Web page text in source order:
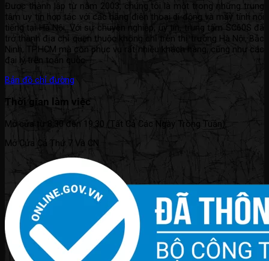
Được thành lập từ năm 2003, chúng tôi là một trong những trung
tâm uy tín hợp tác với các hãng điện thoại di động và máy tính nổi
tiếng tại Hà Nội. Với sự chuyên nghiệp, uy tín, trung tâm SC60S đã
trở thành địa chỉ quen thuộc không chỉ trên thị trường Hà Nội, Bắc
Ninh, TP.HCM mà còn phục vụ rất nhiều khách hàng, cũng như các
đại lý trên toàn quốc.
Bản đồ chỉ đường
Thời gian làm việc
Mở cửa từ 8:30 đến 19:30 (Tất Cả Các Ngày Trong Tuần).
Mở Cửa Cả Thứ 7 Và CN.